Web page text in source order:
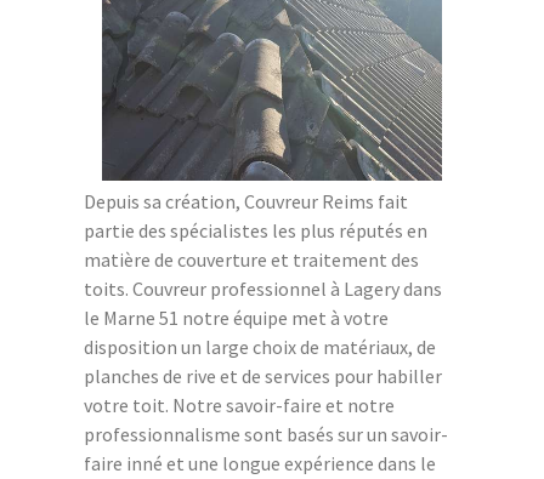
Depuis sa création, Couvreur Reims fait
partie des spécialistes les plus réputés en
matière de couverture et traitement des
toits. Couvreur professionnel à Lagery dans
le Marne 51 notre équipe met à votre
disposition un large choix de matériaux, de
planches de rive et de services pour habiller
votre toit. Notre savoir-faire et notre
professionnalisme sont basés sur un savoir-
faire inné et une longue expérience dans le